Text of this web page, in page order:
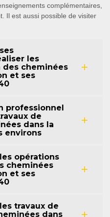
complémentaires,
Il est aussi possible de visiter
les
des cheminées
et ses
professionnel
de
dans la
environs
opérations
cheminées
et ses
travaux de
dans